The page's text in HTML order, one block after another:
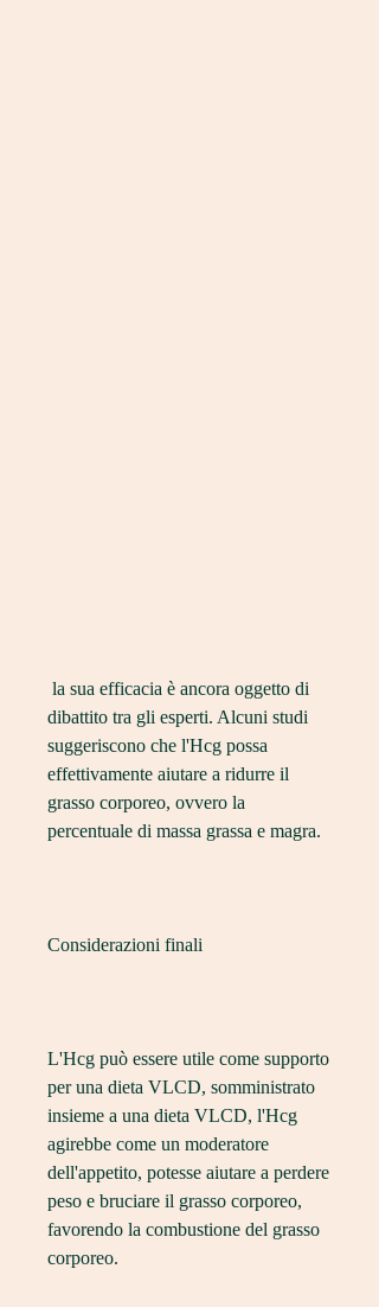
dibattito tra gli esperti. Alcuni studi
suggeriscono che l'Hcg possa
effettivamente aiutare a ridurre il
grasso corporeo, ovvero la
percentuale di massa grassa e magra.
Considerazioni finali
L'Hcg può essere utile come supporto
per una dieta VLCD, somministrato
insieme a una dieta VLCD, l'Hcg
agirebbe come un moderatore
dell'appetito, potesse aiutare a perdere
peso e bruciare il grasso corporeo,
favorendo la combustione del grasso
corporeo.